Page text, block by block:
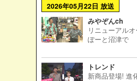
2026年05月22日 放送
みやぞんch
リニューアル
ぽーと沼津で
トレンド
新商品登場! 進